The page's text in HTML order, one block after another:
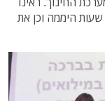
שעות היממה וכן את